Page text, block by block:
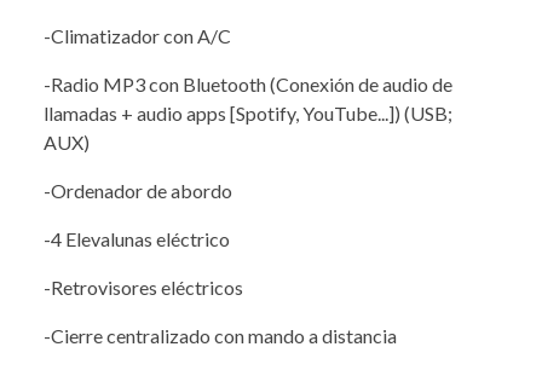
-Climatizador con A/C
-Radio MP3 con Bluetooth (Conexión de audio de
llamadas + audio apps [Spotify, YouTube...]) (USB;
AUX)
-Ordenador de abordo
-4 Elevalunas eléctrico
-Retrovisores eléctricos
-Cierre centralizado con mando a distancia